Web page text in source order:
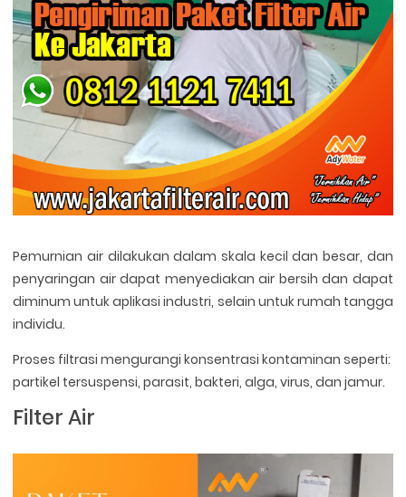
Pemurnian air dilakukan dalam skala kecil dan besar, dan
penyaringan air dapat menyediakan air bersih dan dapat
diminum untuk aplikasi industri, selain untuk rumah tangga
individu.
Proses filtrasi mengurangi konsentrasi kontaminan seperti:
partikel tersuspensi, parasit, bakteri, alga, virus, dan jamur.
Filter Air